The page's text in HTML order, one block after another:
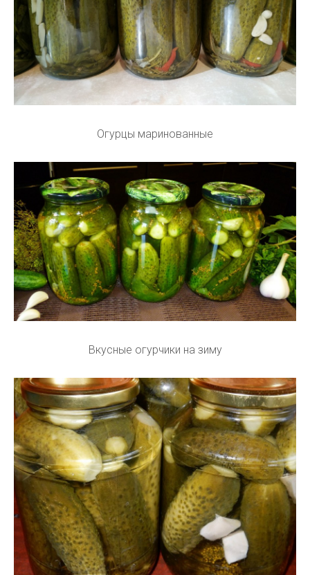
Огурцы маринованные
Вкусные огурчики на зиму